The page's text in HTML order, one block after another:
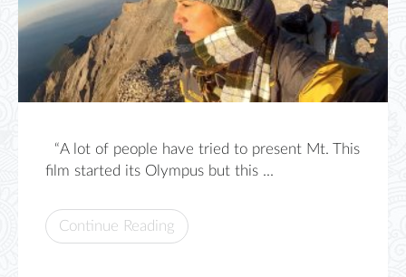
“A lot of people have tried to present Mt. This
film started its Olympus but this ...
Continue Reading